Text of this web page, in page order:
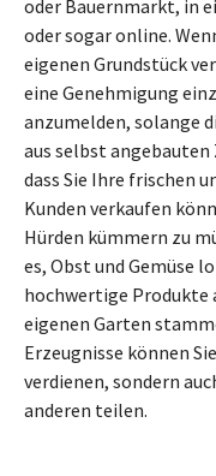
oder Bauernmarkt, in
oder sogar online.
eigenen Grundstück
eine Genehmigung
anzumelden, solange
aus selbst
dass Sie Ihre frischen
Kunden verkaufen
Hürden kümmern zu
es, Obst und Gemüse
hochwertige Produkte
eigenen Garten
Erzeugnisse können
verdienen, sondern
anderen teilen.